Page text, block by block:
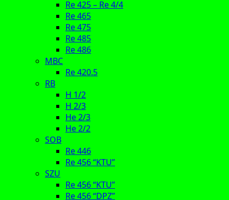
Re 425 – Re 4/4
Re 465
Re 475
Re 485
Re 486
MBC
Re 420.5
RB
H 1/2
H 2/3
He 2/3
He 2/2
SOB
Re 446
Re 456 “KTU”
SZU
Re 456 “KTU”
Re 456 “DPZ”